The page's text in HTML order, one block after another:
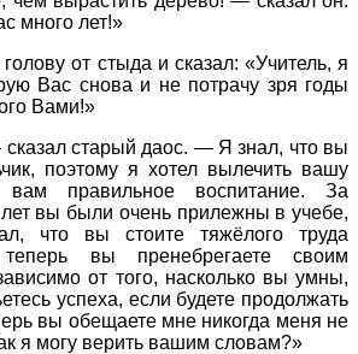
много лет!»
от стыда и сказал: «Учитель, я
Вас снова и не потрачу зря годы
Вами!»
старый даос. — Я знал, что вы
поэтому я хотел вылечить вашу
правильное воспитание. За
вы были очень прилежны в учебе,
что вы стоите тяжёлого труда
вы пренебрегаете своим
от того, насколько вы умны,
успеха, если будете продолжать
вы обещаете мне никогда меня не
я могу верить вашим словам?»